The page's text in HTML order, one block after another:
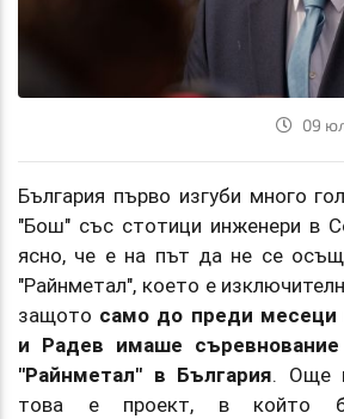
09
България първо изгуби много
"Бош" със стотици инженери в
ясно, че е на път да не се
"Райнметал", което е
защото само до преди
и Радев имаше
"Райнметал" в България. Още
това е проект, в който